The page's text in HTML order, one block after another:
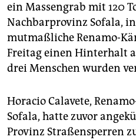
ein Massengrab mit 120
Nachbarprovinz Sofala,
mutmaßliche Renamo-
Freitag einen Hinterhalt
drei Menschen wurden
Horacio Calavete,
Sofala, hatte zuvor
Provinz Straßensperren